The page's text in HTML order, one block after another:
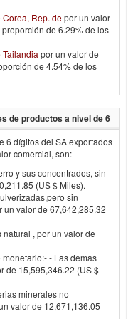
Rep. depor un valor
de 6.29% de los
Tailandia por un valor de
de 4.54% de los
de productos a nivel de 6
6 dígitos del SA exportados
comercial, son:
y sus concentrados, sin
(US $ Miles).
sin
valor de 67,642,285.32
, por un valor de
- Las demas
de 15,595,346.22 (US $
minerales no
valor de 12,671,136.05